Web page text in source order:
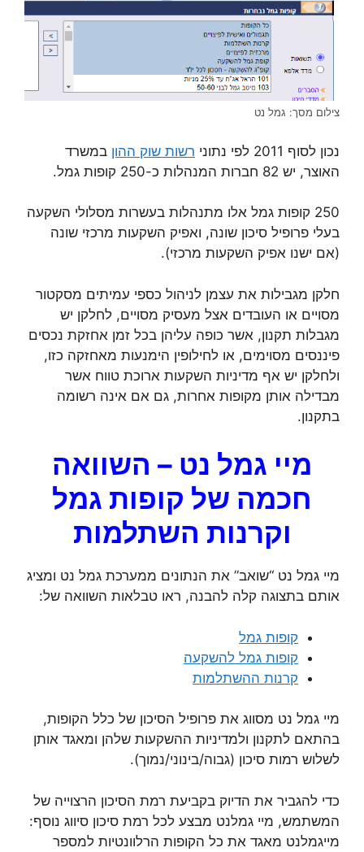
צילום מסך: גמל נט
נכון לסוף 2011 לפי נתוני רשות שוק ההון במשרד
האוצר, יש 82 חברות המנהלות כ-250 קופות גמל.
250 קופות גמל אלו מתנהלות בעשרות מסלולי השקעה
בעלי פרופיל סיכון שונה, ואפיק השקעות מרכזי שונה
(אם ישנו אפיק השקעות מרכזי).
חלקן מגבילות את עצמן לניהול כספי עמיתים מסקטור
מסויים או העובדים אצל מעסיק מסויים, לחלקן יש
מגבלות תקנון, אשר כופה עליהן בכל זמן אחזקת נכסים
פיננסים מסוימים, או לחילופין הימנעות מאחזקה כזו,
ולחלקן יש אף מדיניות השקעות ארוכת טווח אשר
מבדילה אותן מקופות אחרות, גם אם אינה רשומה
בתקנון.
מיי גמל נט – השוואה
חכמה של קופות גמל
וקרנות השתלמות
מיי גמל נט “שואב” את הנתונים ממערכת גמל נט ומציג
אותם בתצוגה קלה להבנה, ראו טבלאות השוואה של:
קופות גמל
קופות גמל להשקעה
קרנות ההשתלמות
מיי גמל נט מסווג את פרופיל הסיכון של כלל הקופות,
בהתאם לתקנון ולמדיניות ההשקעות שלהן ומאגד אותן
לשלוש רמות סיכון (גבוה/בינוני/נמוך).
כדי להגביר את הדיוק בקביעת רמת הסיכון הרצוייה של
המשתמש, מיי גמלנט מבצע לכל רמת סיכון סיווג נוסף:
מייגמלנט מאגד את כל הקופות הרלוונטיות למספר